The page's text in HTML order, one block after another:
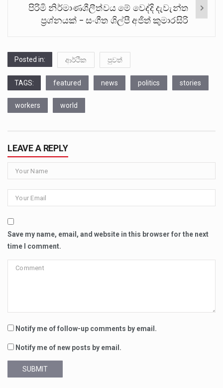
පිරිමි නිර්මාණශීලීත්වය මේ වෙද්දි දැවැන්ත
ප‍්‍රශ්නයක් – සංගීත ශිල්පී අජිත් කුමාරසිරි
Posted in: ආර්ථික පුවත්
TAGS: featured news politics stories
workers world
LEAVE A REPLY
Save my name, email, and website in this browser for the next
time I comment.
Notify me of follow-up comments by email.
Notify me of new posts by email.
SUBMIT